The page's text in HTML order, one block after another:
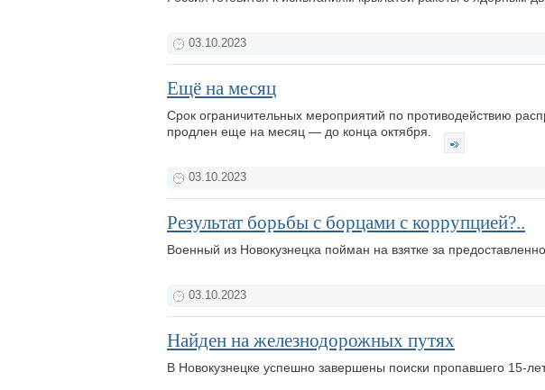
03.10.2023
Ещё на месяц
Срок ограничительных мероприятий по противодействию
продлен еще на месяц — до конца октября.
03.10.2023
Результат борьбы с борцами с коррупцией?..
Военный из Новокузнецка пойман на взятке за
03.10.2023
Найден на железнодорожных путях
В Новокузнецке успешно завершены поиски пропавшего 15-